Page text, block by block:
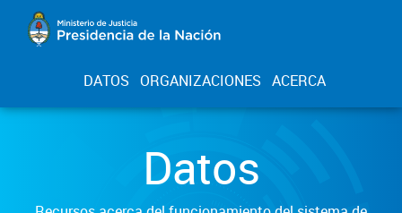
DATOS ORGANIZACIONES ACERCA
Datos